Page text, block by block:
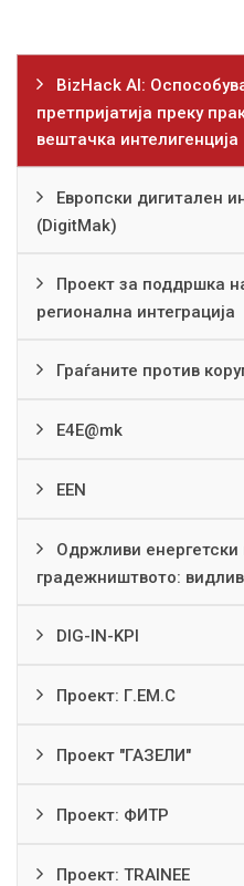
BizHack AI:
претпријатија преку
вештачка интелигенција
Европски дигитален
(DigitMak)
Проект за поддршка
регионална интеграција
Граѓаните против
Е4Е@mk
EEN
Одржливи енергетски
градежништвото:
DIG-IN-KPI
Проект: Г.ЕМ.С
Проект "ГАЗЕЛИ"
Проект: ФИТР
Проект: TRAINEE